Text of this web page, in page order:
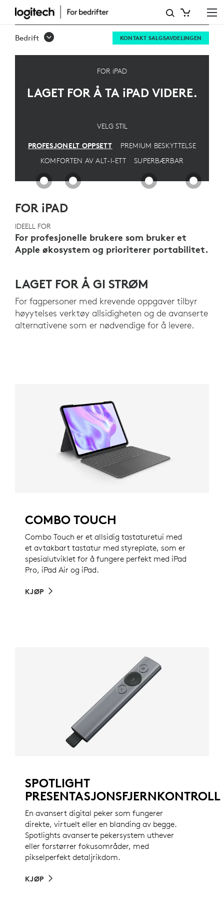
OPPSETT
AV
IPAD
Bedrift KONTAKT SALGSAVDELINGEN
FOR iPAD
LAGET FOR Å TA iPADVIDERE.
VELG STIL
PROFESJONELT OPPSETT
PREMIUM BESKYTTELSE
KOMFORTEN AV ALT-I-ETT
SUPERBÆRBAR
FOR iPAD
IDEELL FOR
For profesjonelle brukere som bruker et
Apple økosystem og prioriterer portabilitet.
LAGET FOR Å GI STRØM
For fagpersoner med krevende oppgaver tilbyr
høyytelses verktøy allsidigheten og de avanserte
alternativene som er nødvendige for å levere.
COMBO TOUCH
Combo Touch er et allsidig tastaturetui med
et avtakbart tastatur med styreplate, som er
spesialutviklet for å fungere perfekt med iPad
Pro, iPad Air og iPad.
KJØP
SPOTLIGHT
PRESENTASJONSFJERNKONTROLL
En avansert digital peker som fungerer
direkte, virtuelt eller en blanding av begge.
Spotlights avanserte pekersystem uthever
eller forstørrer fokusområder, med
pikselperfekt detaljrikdom.
KJØP